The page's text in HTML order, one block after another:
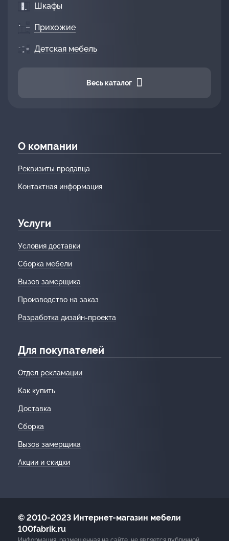
Шкафы
Прихожие
Детская мебель
Весь каталог
О компании
Реквизиты продавца
Контактная информация
Услуги
Условия доставки
Сборка мебели
Вызов замерщика
Производство на заказ
Разработка дизайн-проекта
Для покупателей
Отдел рекламации
Как купить
Доставка
Сборка
Вызов замерщика
Акции и скидки
© 2010-2023 Интернет-магазин мебели
100fabrik.ru